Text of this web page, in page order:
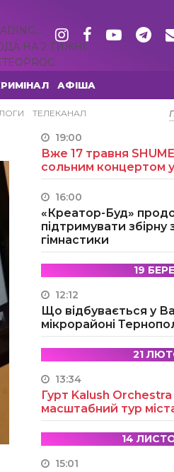
НА 2 ТИЖНІ
АФІША
ТЕЛЕКАНАЛ
15
19:00
Вже 17 травня
сольним концертом
16:00
«Креатор-Буд»
підтримувати збірну
гімнастики
19
12:12
Що відбувається у
мікрорайоні
21
13:34
Гурт Kalush
масштабний тур
14
15:01